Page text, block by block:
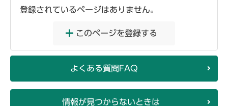
登録されているページはありません。
このページを登録する
よくある質問FAQ
情報が見つからないときは